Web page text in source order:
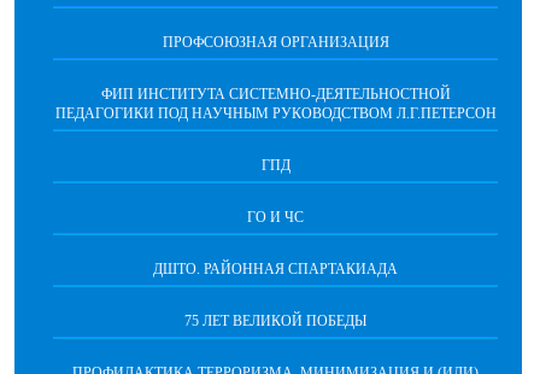
ПРОФСОЮЗНАЯ ОРГАНИЗАЦИЯ
ФИП ИНСТИТУТА СИСТЕМНО-ДЕЯТЕЛЬНОСТНОЙ
ПЕДАГОГИКИ ПОД НАУЧНЫМ РУКОВОДСТВОМ Л.Г.ПЕТЕРСОН
ГПД
ГО И ЧС
ДШТО. РАЙОННАЯ СПАРТАКИАДА
75 ЛЕТ ВЕЛИКОЙ ПОБЕДЫ